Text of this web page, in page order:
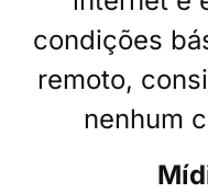
condições
remoto,
nenhum